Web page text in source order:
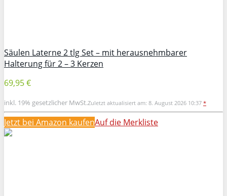
Säulen Laterne 2 tlg Set – mit herausnehmbarer
Halterung für 2 – 3 Kerzen
69,95 €
inkl. 19% gesetzlicher MwSt.Zuletzt aktualisiert am: 8. August 2026 10:37 *
Jetzt bei Amazon kaufenAuf die Merkliste